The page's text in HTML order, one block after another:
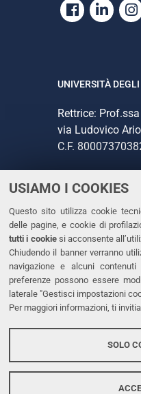
USIAMO I COOKIES
Questo sito utilizza cookie
delle pagine, e cookie di
tutti i cookiesi acconsente
Chiudendo il banner verranno
navigazione e alcuni
preferenze possono essere
laterale "Gestisci impostazioni
Per maggiori informazioni, ti
SOLO
Facebook
UNIVERSITÀ
Rettrice:
via Ludovico
C.F.
CONTATTI
Tel. +39 0532
Fax. +39 0532
PEC
LINKS
Dichiarazione
Protezione dati